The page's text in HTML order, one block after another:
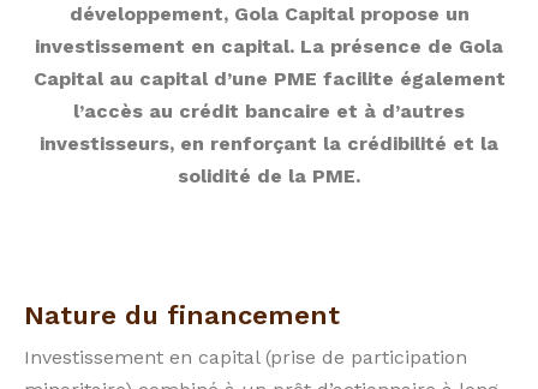
développement, Gola Capital propose un
investissement en capital. La présence de Gola
Capital au capital d’une PME facilite également
l’accès au crédit bancaire et à d’autres
investisseurs, en renforçant la crédibilité et la
solidité de la PME.
Nature du financement
Investissement en capital (prise de participation